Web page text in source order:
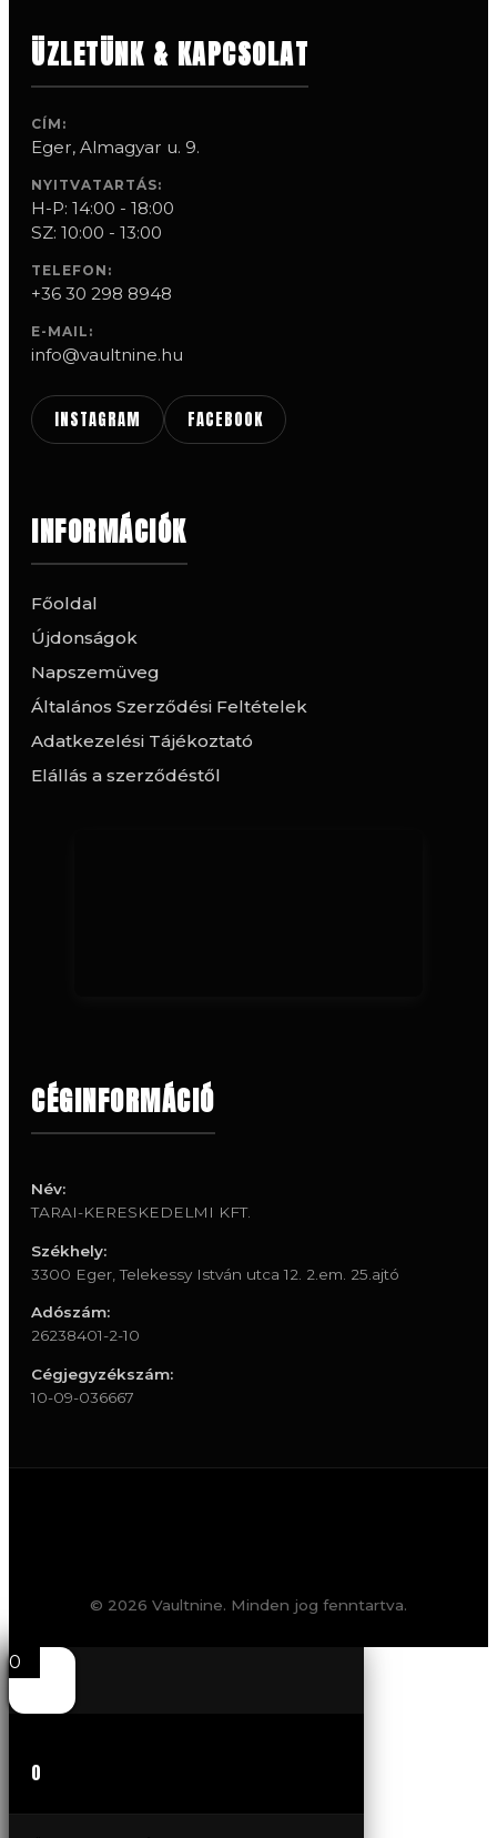
ÜZLETÜNK & KAPCSOLAT
CÍM:
Eger, Almagyar u. 9.
NYITVATARTÁS:
H-P: 14:00 - 18:00
SZ: 10:00 - 13:00
TELEFON:
+36 30 298 8948
E-MAIL:
info@vaultnine.hu
INSTAGRAM FACEBOOK
INFORMÁCIÓK
Főoldal
Újdonságok
Napszemüveg
Általános Szerződési Feltételek
Adatkezelési Tájékoztató
Elállás a szerződéstől
CÉGINFORMÁCIÓ
Név:
TARAI-KERESKEDELMI KFT.
Székhely:
3300 Eger, Telekessy István utca 12. 2.em. 25.ajtó
Adószám:
26238401-2-10
Cégjegyzékszám:
10-09-036667
© 2026 Vaultnine. Minden jog fenntartva.
0
0